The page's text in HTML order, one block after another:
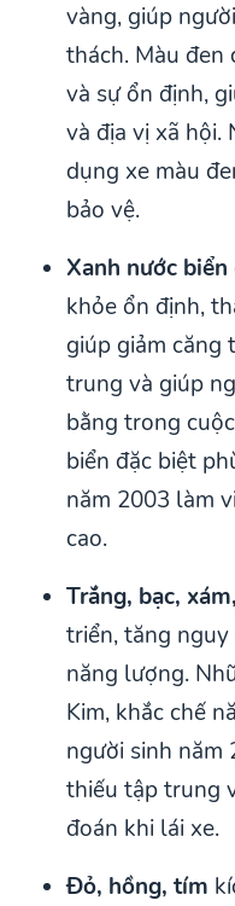
vàng, giúp
thách. Màu đen
và sự ổn định,
và địa vị xã hội.
dụng xe màu
bảo vệ.
Xanh nước biển
khỏe ổn định,
giúp giảm căng
trung và giúp
bằng trong
biển đặc biệt
năm 2003 làm
cao.
Trắng, bạc,
triển, tăng nguy
năng lượng.
Kim, khắc chế
người sinh năm
thiếu tập trung
đoán khi lái xe.
Đỏ, hồng, tím